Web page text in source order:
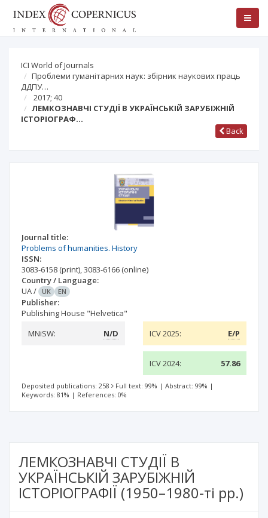
ICI World of Journals
Проблеми гуманітарних наук: збірник наукових праць
ДДПУ…
2017; 40
ЛЕМКОЗНАВЧІ СТУДІЇ В УКРАЇНСЬКІЙ ЗАРУБІЖНІЙ
ІСТОРІОГРАФ…
Back
Journal title:
Problems of humanities. History
ISSN:
3083-6158 (print),3083-6166 (online)
Country / Language:
UA/ UK EN
Publisher:
Publishing House "Helvetica"
MNiSW:
N/D ICV 2025: E/P
ICV 2024: 57.86
Deposited publications: 258 Full text: 99% | Abstract: 99% |
Keywords: 81% | References: 0%
ЛЕМКОЗНАВЧІ СТУДІЇ В
УКРАЇНСЬКІЙ ЗАРУБІЖНІЙ
ІСТОРІОГРАФІЇ (1950–1980-ті рр.)